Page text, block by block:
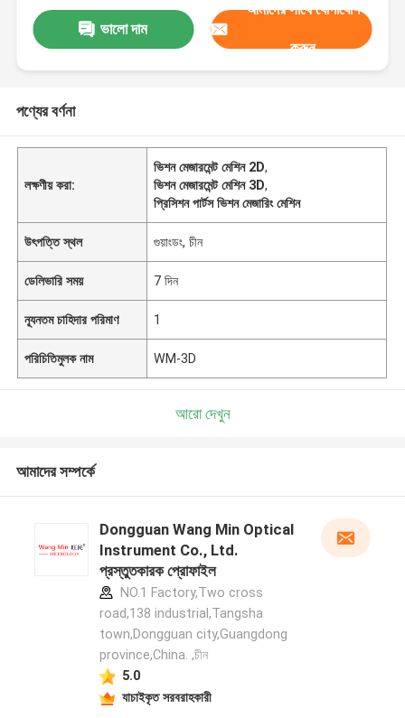
ভালো দাম
আমাদের সাথে যোগাযোগ
করুন
পণ্যের বর্ণনা
লক্ষণীয় করা:
ভিশন মেজারমেন্ট মেশিন 2D,
ভিশন মেজারমেন্ট মেশিন 3D,
প্রিসিশন পার্টস ভিশন মেজারিং মেশিন
উৎপত্তি স্থল গুয়াংডং, চীন
ডেলিভারি সময় 7 দিন
ন্যূনতম চাহিদার পরিমাণ 1
পরিচিতিমুলক নাম WM-3D
আরো দেখুন
আমাদের সম্পর্কে
Dongguan Wang Min Optical
Instrument Co., Ltd.
প্রস্তুতকারক প্রোফাইল
NO.1 Factory,Two cross
road,138 industrial,Tangsha
town,Dongguan city,Guangdong
province,China. ,চীন
5.0
যাচাইকৃত সরবরাহকারী